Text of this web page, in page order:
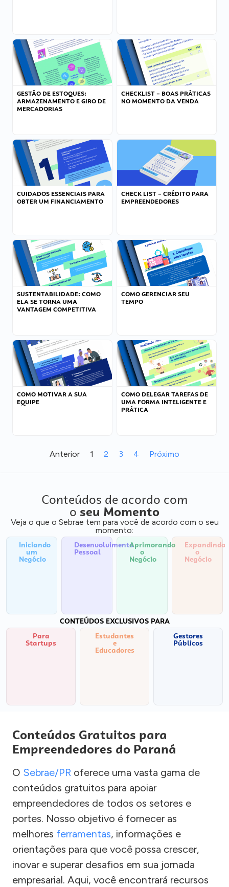
GESTÃO DE ESTOQUES:
ARMAZENAMENTO E GIRO DE
MERCADORIAS
CHECKLIST – BOAS PRÁTICAS
NO MOMENTO DA VENDA
CUIDADOS ESSENCIAIS PARA
OBTER UM FINANCIAMENTO
CHECK LIST – CRÉDITO PARA
EMPREENDEDORES
SUSTENTABILIDADE: COMO
ELA SE TORNA UMA
VANTAGEM COMPETITIVA
COMO GERENCIAR SEU
TEMPO
COMO MOTIVAR A SUA
EQUIPE
COMO DELEGAR TAREFAS DE
UMA FORMA INTELIGENTE E
PRÁTICA
Anterior 1 2 3 4 Próximo
Conteúdos de acordo com
o seu Momento
Veja o que o Sebrae tem para você de acordo com o seu
momento:
Iniciando
um
Negócio
Desenvolvimento
Pessoal
Aprimorando
o
Negócio
Expandindo
o
Negócio
CONTEÚDOS EXCLUSIVOS PARA
Para
Startups
Estudantes
e
Educadores
Gestores
Públicos
Conteúdos Gratuitos para
Empreendedores do Paraná
O Sebrae/PR oferece uma vasta gama de
conteúdos gratuitos para apoiar
empreendedores de todos os setores e
portes. Nosso objetivo é fornecer as
melhores ferramentas, informações e
orientações para que você possa crescer,
inovar e superar desafios em sua jornada
empresarial. Aqui, você encontrará recursos